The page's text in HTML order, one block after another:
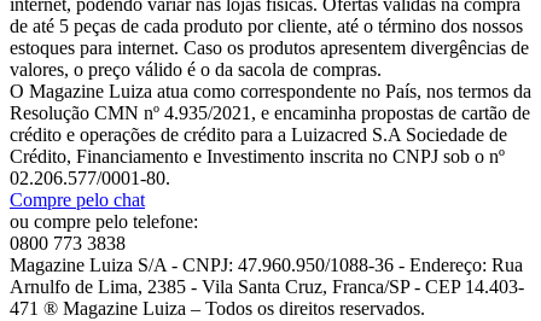
internet, podendo variar nas lojas físicas. Ofertas válidas na compra
de até 5 peças de cada produto por cliente, até o término dos nossos
estoques para internet. Caso os produtos apresentem divergências de
valores, o preço válido é o da sacola de compras.
O Magazine Luiza atua como correspondente no País, nos termos da
Resolução CMN nº 4.935/2021, e encaminha propostas de cartão de
crédito e operações de crédito para a Luizacred S.A Sociedade de
Crédito, Financiamento e Investimento inscrita no CNPJ sob o nº
02.206.577/0001-80.
Compre pelo chat
ou compre pelo telefone:
0800 773 3838
Magazine Luiza S/A - CNPJ: 47.960.950/1088-36 - Endereço: Rua
Arnulfo de Lima, 2385 - Vila Santa Cruz, Franca/SP - CEP 14.403-
471 ® Magazine Luiza – Todos os direitos reservados.